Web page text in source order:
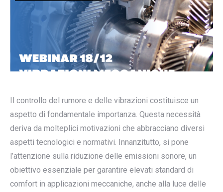
Il controllo del rumore e delle vibrazioni costituisce un
aspetto di fondamentale importanza. Questa necessità
deriva da molteplici motivazioni che abbracciano diversi
aspetti tecnologici e normativi. Innanzitutto, si pone
l’attenzione sulla riduzione delle emissioni sonore, un
obiettivo essenziale per garantire elevati standard di
comfort in applicazioni meccaniche, anche alla luce delle